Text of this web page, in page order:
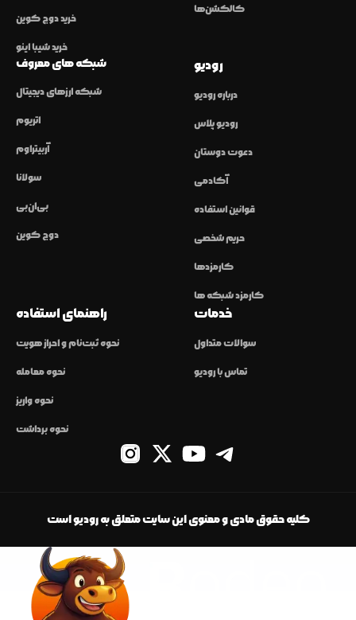
خرید دوج کوین
خرید شیبا اینو
کالکشن‌ها
شبکه های معروف
شبکه ارزهای دیجیتال
اتریوم
آربیتراوم
سولانا
بی‌ان‌بی
دوج کوین
رودیو
درباره رودیو
رودیو پلاس
دعوت دوستان
آکادمی
قوانین استفاده
حریم شخصی
کارمزدها
کارمزد شبکه ها
راهنمای استفاده
نحوه ثبت‌نام و احراز هویت
نحوه معامله
نحوه واریز
نحوه برداشت
خدمات
سوالات متداول
تماس با رودیو
کلیه حقوق مادی و معنوی این سایت متعلق به رودیو است